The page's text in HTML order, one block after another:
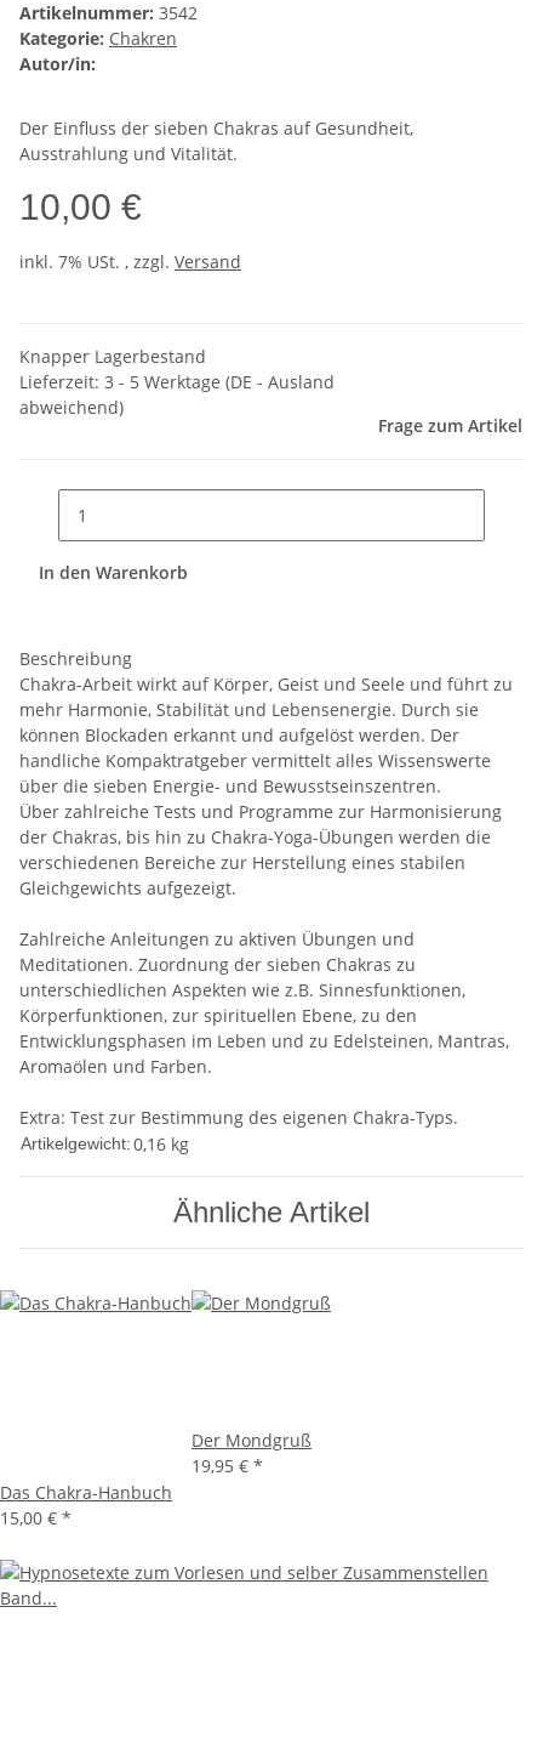
Artikelnummer: 3542
Kategorie: Chakren
Autor/in:
Der Einfluss der sieben Chakras auf Gesundheit,
Ausstrahlung und Vitalität.
10,00 €
inkl. 7% USt. , zzgl. Versand
Knapper Lagerbestand
Lieferzeit: 3 - 5 Werktage (DE - Ausland
abweichend)
Frage zum Artikel
In den Warenkorb
Beschreibung
Chakra-Arbeit wirkt auf Körper, Geist und Seele und führt zu
mehr Harmonie, Stabilität und Lebensenergie. Durch sie
können Blockaden erkannt und aufgelöst werden. Der
handliche Kompaktratgeber vermittelt alles Wissenswerte
über die sieben Energie- und Bewusstseinszentren.
Über zahlreiche Tests und Programme zur Harmonisierung
der Chakras, bis hin zu Chakra-Yoga-Übungen werden die
verschiedenen Bereiche zur Herstellung eines stabilen
Gleichgewichts aufgezeigt.
Zahlreiche Anleitungen zu aktiven Übungen und
Meditationen. Zuordnung der sieben Chakras zu
unterschiedlichen Aspekten wie z.B. Sinnesfunktionen,
Körperfunktionen, zur spirituellen Ebene, zu den
Entwicklungsphasen im Leben und zu Edelsteinen, Mantras,
Aromaölen und Farben.
Extra: Test zur Bestimmung des eigenen Chakra-Typs.
Artikelgewicht:0,16 kg
Ähnliche Artikel
Das Chakra-Hanbuch
15,00 € *
Der Mondgruß
19,95 € *